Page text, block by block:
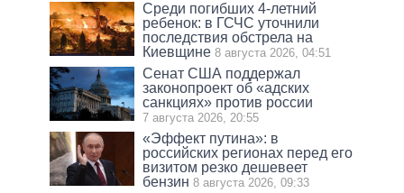
Среди погибших 4-летний
ребенок: в ГСЧС уточнили
последствия обстрела на
Киевщине 8 августа 2026, 04:51
Сенат США поддержал
законопроект об «адских
санкциях» против россии
7 августа 2026, 20:55
«Эффект путина»: в
российских регионах перед его
визитом резко дешевеет
бензин 8 августа 2026, 09:33